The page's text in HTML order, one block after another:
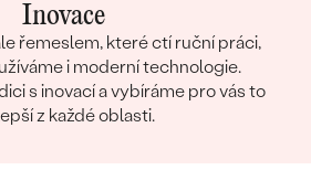
Inovace
řemeslem, které ctí ruční práci,
i moderní technologie.
s inovací a vybíráme pro vás to
z každé oblasti.